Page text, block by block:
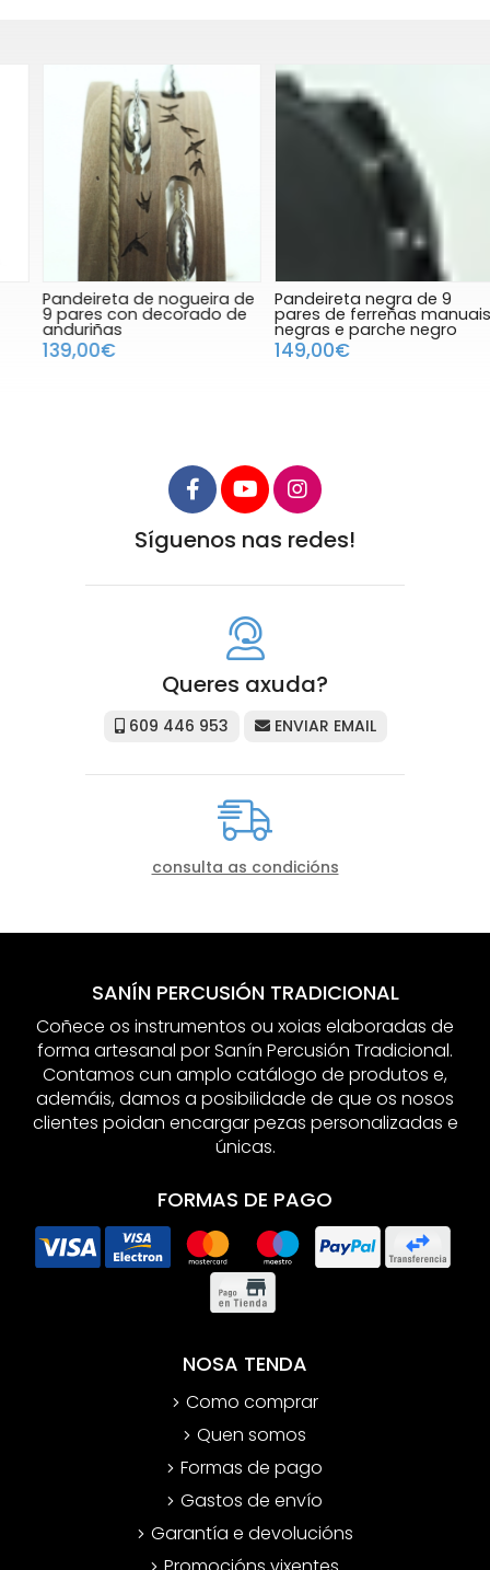
Pandeireta de nogueira de
9 pares con decorado de
anduriñas
139,00€
Pandeireta negra de 9
pares de ferreñas manuais
negras e parche negro
149,00€
Síguenos nas redes!
Queres axuda?
609 446 953 ENVIAR EMAIL
consulta as condicións
SANÍN PERCUSIÓN TRADICIONAL
Coñece os instrumentos ou xoias elaboradas de
forma artesanal por Sanín Percusión Tradicional.
Contamos cun amplo catálogo de produtos e,
ademáis, damos a posibilidade de que os nosos
clientes poidan encargar pezas personalizadas e
únicas.
FORMAS DE PAGO
NOSA TENDA
Como comprar
Quen somos
Formas de pago
Gastos de envío
Garantía e devolucións